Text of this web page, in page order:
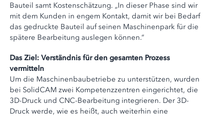
Bauteil samt Kostenschätzung. „In dieser Phase sind wir
mit dem Kunden in engem Kontakt, damit wir bei Bedarf
das gedruckte Bauteil auf seinen Maschinenpark für die
spätere Bearbeitung auslegen können.“
Das Ziel: Verständnis für den gesamten Prozess
vermitteln
Um die Maschinenbaubetriebe zu unterstützen, wurden
bei SolidCAM zwei Kompetenzzentren eingerichtet, die
3D-Druck und CNC-Bearbeitung integrieren. Der 3D-
Druck werde, wie es heißt, auch weiterhin eine